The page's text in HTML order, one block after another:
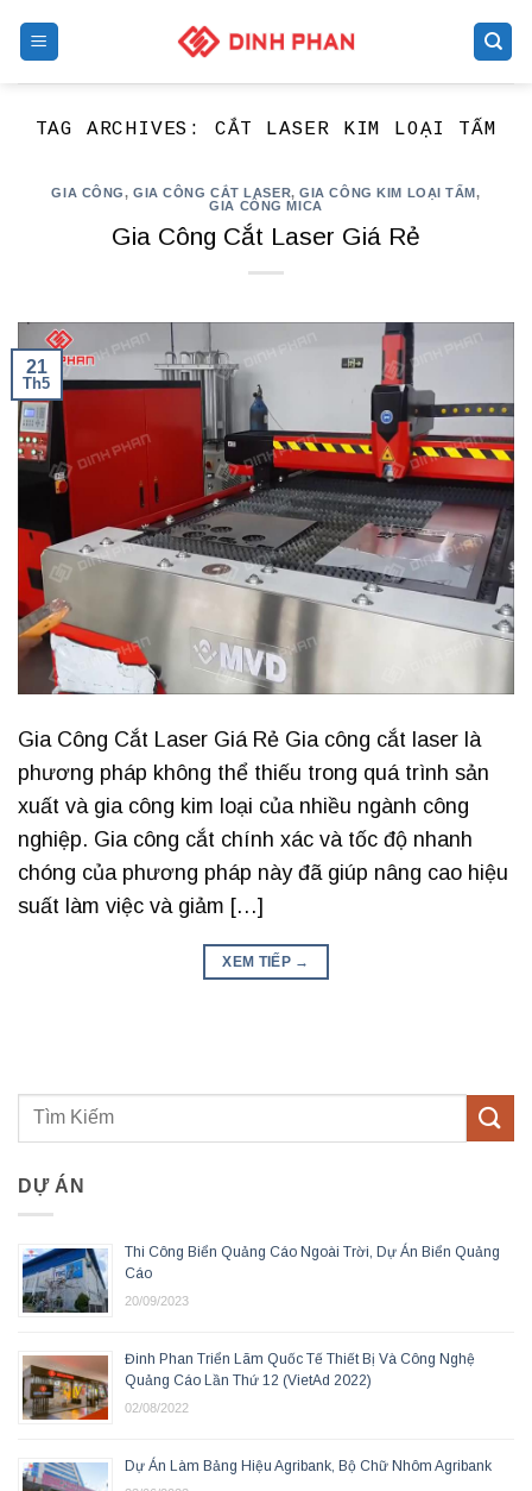
TAG ARCHIVES: CẮT LASER KIM LOẠI TẤM
GIA CÔNG,GIA CÔNG CẮT LASER,GIA CÔNG KIM LOẠI TẤM,
GIA CÔNG MICA
Gia Công Cắt Laser Giá Rẻ
21
Th5
Gia Công Cắt Laser Giá Rẻ Gia công cắt laser là
phương pháp không thể thiếu trong quá trình sản
xuất và gia công kim loại của nhiều ngành công
nghiệp. Gia công cắt chính xác và tốc độ nhanh
chóng của phương pháp này đã giúp nâng cao hiệu
suất làm việc và giảm […]
XEM TIẾP →
DỰ ÁN
Thi Công Biển Quảng Cáo Ngoài Trời, Dự Án Biển Quảng
Cáo
20/09/2023
Đinh Phan Triển Lãm Quốc Tế Thiết Bị Và Công Nghệ
Quảng Cáo Lần Thứ 12 (VietAd 2022)
02/08/2022
Dự Án Làm Bảng Hiệu Agribank, Bộ Chữ Nhôm Agribank